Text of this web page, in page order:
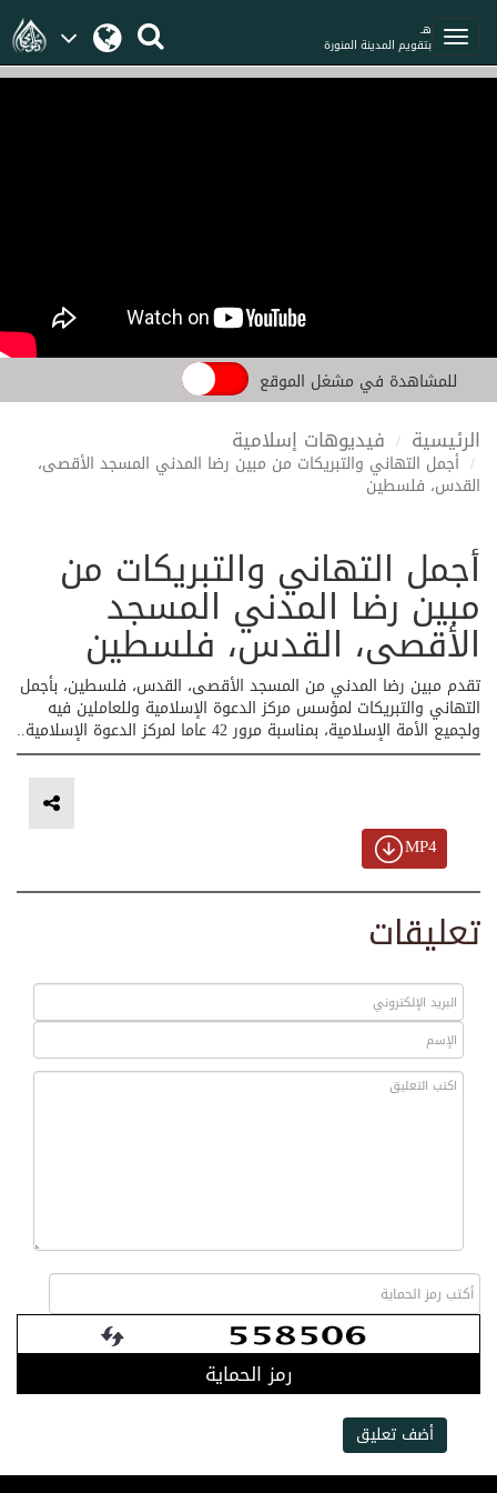
هـ
بتقويم المدينة المنورة
للمشاهدة في مشغل الموقع
الرئيسية فيديوهات إسلامية
أجمل التهاني والتبريكات من مبين رضا المدني المسجد الأقصى،
القدس، فلسطين
أجمل التهاني والتبريكات من
مبين رضا المدني المسجد
الأقصى، القدس، فلسطين
تقدم مبين رضا المدني من المسجد الأقصى، القدس، فلسطين، بأجمل
التهاني والتبريكات لمؤسس مركز الدعوة الإسلامية وللعاملين فيه
ولجميع الأمة الإسلامية، بمناسبة مرور 42 عاما لمركز الدعوة الإسلامية..
MP4
تعليقات
رمز الحماية
أضف تعليق